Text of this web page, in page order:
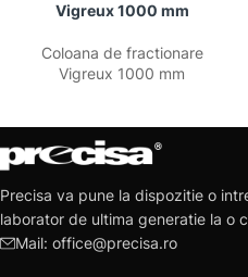
Vigreux 1000 mm
Coloana de fractionare
Vigreux 1000 mm
Precisa va pune la dispozitie o
laborator de ultima generatie la o
Mail: office@precisa.ro